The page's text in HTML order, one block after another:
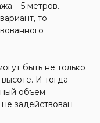
– 5 метров.
то
быть не только
И тогда
объем
задействован